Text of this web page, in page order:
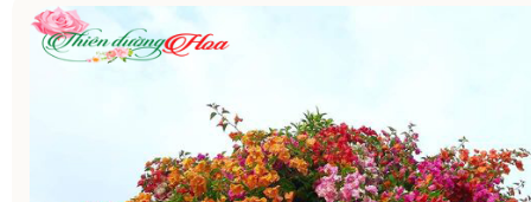
chiết, ghép trong lĩnh vực cây cảnh cũng được cải
quả là ngày càng có nhiều sản phẩm với tiêu chí
– lạ mắt được ra mắt để phục vụ cho nhu cầu của